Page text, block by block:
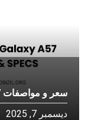
سعر و مواصفات Samsung Galaxy A57
ديسمبر 7, 2025